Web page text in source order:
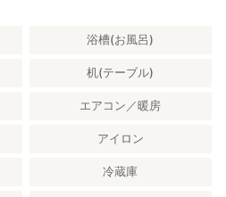
浴槽(お風呂)
机(テーブル)
エアコン／暖房
アイロン
冷蔵庫